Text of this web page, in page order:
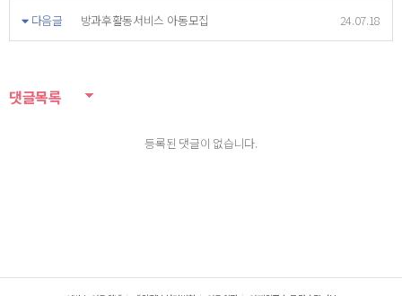
다음글 방과후활동서비스 아동모집 24.07.18
댓글목록
등록된 댓글이 없습니다.